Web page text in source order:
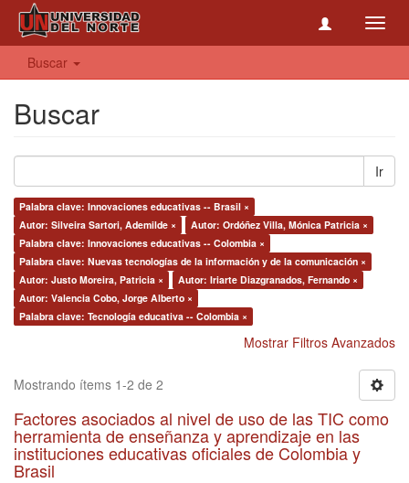
Buscar
Buscar
Ir
Palabra clave: Innovaciones educativas -- Brasil ×
Autor: Silveira Sartori, Ademilde ×
Autor: Ordóñez Villa, Mónica Patricia ×
Palabra clave: Innovaciones educativas -- Colombia ×
Palabra clave: Nuevas tecnologías de la información y de la comunicación ×
Autor: Justo Moreira, Patricia ×
Autor: Iriarte Diazgranados, Fernando ×
Autor: Valencia Cobo, Jorge Alberto ×
Palabra clave: Tecnología educativa -- Colombia ×
Mostrar Filtros Avanzados
Mostrando ítems 1-2 de 2
Factores asociados al nivel de uso de las TIC como
herramienta de enseñanza y aprendizaje en las
instituciones educativas oficiales de Colombia y
Brasil